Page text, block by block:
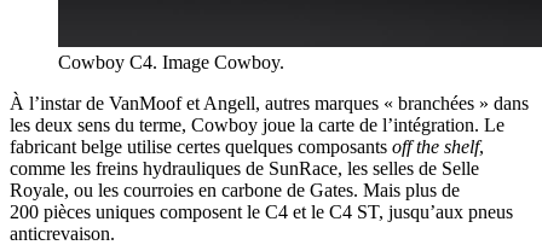
Cowboy C4. Image Cowboy.
À l’instar de VanMoof et Angell, autres marques « branchées » dans
les deux sens du terme, Cowboy joue la carte de l’intégration. Le
fabricant belge utilise certes quelques composants off the shelf,
comme les freins hydrauliques de SunRace, les selles de Selle
Royale, ou les courroies en carbone de Gates. Mais plus de
200 pièces uniques composent le C4 et le C4 ST, jusqu’aux pneus
anticrevaison.